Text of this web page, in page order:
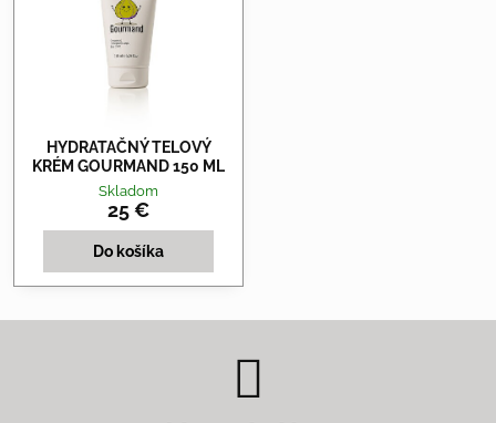
HYDRATAČNÝ TELOVÝ
KRÉM GOURMAND 150 ML
Skladom
25 €
Do košíka